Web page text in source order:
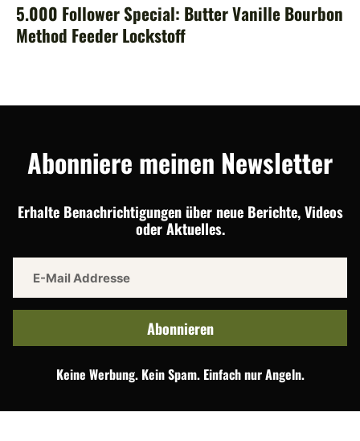
5.000 Follower Special: Butter Vanille Bourbon
Method Feeder Lockstoff
Abonniere meinen Newsletter
Erhalte Benachrichtigungen über neue Berichte, Videos
oder Aktuelles.
Abonnieren
Keine Werbung. Kein Spam. Einfach nur Angeln.